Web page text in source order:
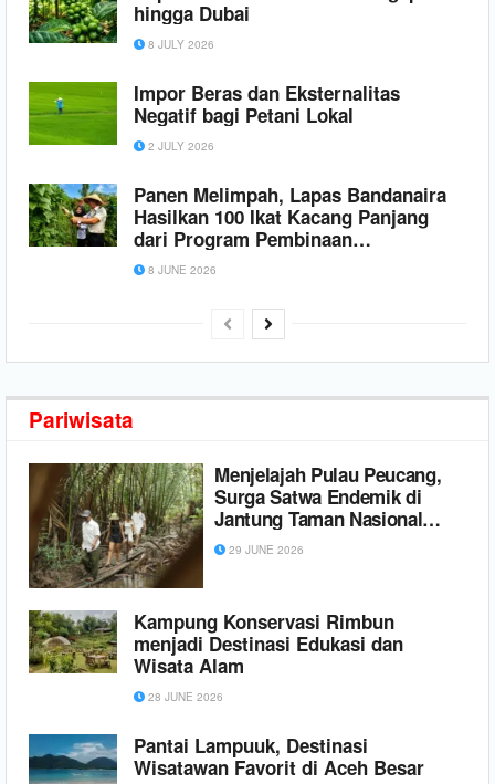
hingga Dubai
8 JULY 2026
Impor Beras dan Eksternalitas
Negatif bagi Petani Lokal
2 JULY 2026
Panen Melimpah, Lapas Bandanaira
Hasilkan 100 Ikat Kacang Panjang
dari Program Pembinaan
Kemandirian di Lahan SAE
8 JUNE 2026
Pariwisata
Menjelajah Pulau Peucang,
Surga Satwa Endemik di
Jantung Taman Nasional
Ujung Kulon
29 JUNE 2026
Kampung Konservasi Rimbun
menjadi Destinasi Edukasi dan
Wisata Alam
28 JUNE 2026
Pantai Lampuuk, Destinasi
Wisatawan Favorit di Aceh Besar